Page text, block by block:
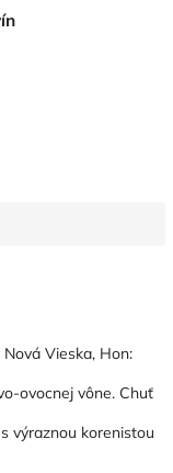
Vieska, Hon:
ovocnej vône. Chuť
výraznou korenistou